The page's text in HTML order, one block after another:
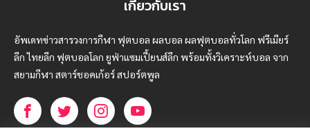
เกี่ยวกับเรา
อัพเดทข่าวสารวงการกีฬา ฟุตบอล ผลบอล ผลฟุตบอลทั่วโลก ฟรีเมียร์
ลีก ไทยลีก ฟุตบอลโลก ยูฟ่าแซมเปี้ยนส์ลีก พร้อมทั้งวิเคราะห์บอล จาก
สยามกีฬา สตาร์ชอคเก้อร์ สปอร์ตพูล